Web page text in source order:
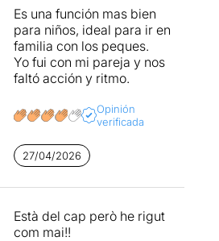
Es una función mas bien
para niños, ideal para ir en
familia con los peques.
Yo fui con mi pareja y nos
faltó acción y ritmo.
Opinión
verificada
27/04/2026
Està del cap però he rigut
com mai!!